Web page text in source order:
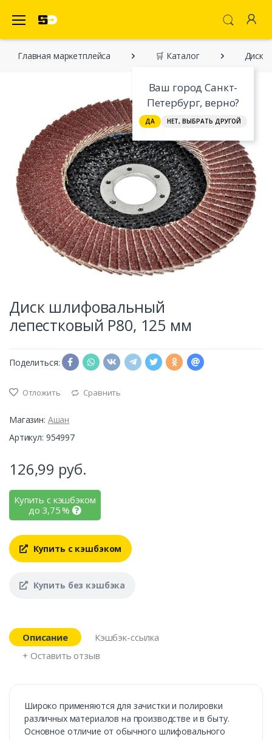
Ваш город Санкт-
Петербург, верно?
ДА НЕТ, ВЫБРАТЬ ДРУГОЙ
Главная марĸетплейса 🛒 Каталог Диск
Диск шлифовальный
лепестковый Р80, 125 мм
Поделиться:
Отложить Сравнить
Магазин: Ашан
Артикул: 954997
126,99 руб.
Купить с кэшбэком
до 3,75%
Купить с кэшбэком
Купить без кэшбэка
Описание
Кэшбэк-ссылка
+ Оставить отзыв
Широко применяются для зачистки и полировки
различных материалов на производстве и в быту.
Основное отличие от обычного шлифовального